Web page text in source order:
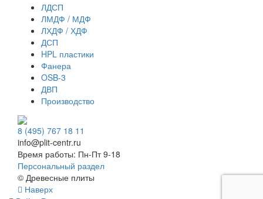
ЛДСП
ЛМДФ / МДФ
ЛХДФ / ХДФ
ДСП
HPL пластики
Фанера
OSB-3
ДВП
Производство
8 (495) 767 18 11
info@plit-centr.ru
Время работы: Пн-Пт 9-18
Персональный раздел
© Древесные плиты
Наверх